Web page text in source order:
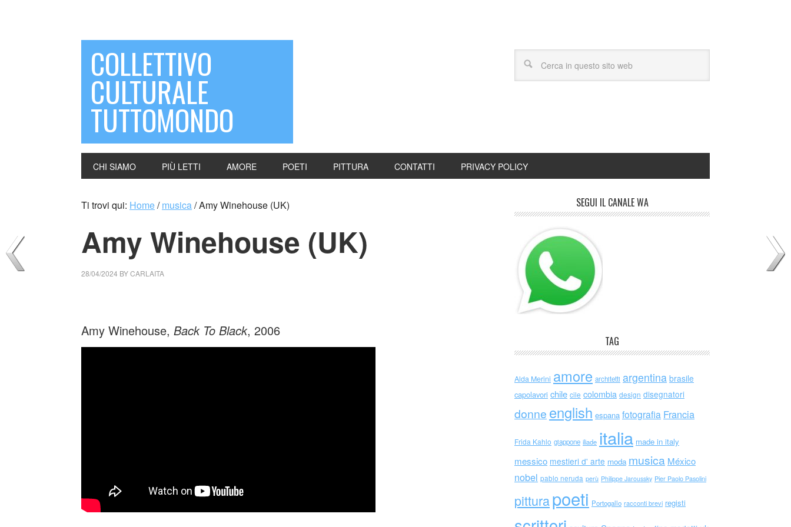
COLLETTIVO
CULTURALE
TUTTOMONDO
CHI SIAMO PIÙ LETTI AMORE POETI PITTURA CONTATTI PRIVACY POLICY
Ti trovi qui: Home/ musica/Amy Winehouse (UK)
Amy Winehouse (UK)
28/04/2024 BYCARLAITA
Amy Winehouse, Back To Black, 2006
SEGUI IL CANALE WA
TAG
Alda Merini amore architetti argentina brasile
capolavori chile cile colombia design disegnatori
donne english espana fotografia Francia
Frida Kahlo giappone iliade italia made in italy
messico mestieri d' arte moda musica México
nobel pablo neruda perù Philippe Jaroussky Pier Paolo Pasolini
pitturapoeti Portogallo racconti brevi registi